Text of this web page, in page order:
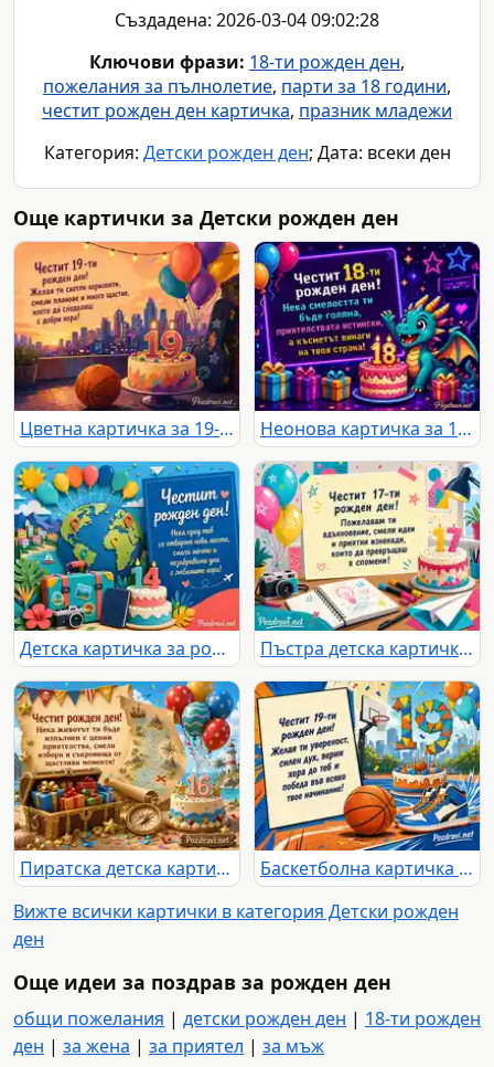
Създадена: 2026-03-04 09:02:28
Ключови фрази: 18-ти рожден ден,
пожелания за пълнолетие, парти за 18 години,
честит рожден ден картичка, празник младежи
Категория: Детски рожден ден; Дата: всеки ден
Още картички за Детски рожден ден
Цветна картичка за 19-ти рожден ден с торта, балони и градски залез Неонова картичка за 18-ти рожден ден с пикселизиран дракон
Детска картичка за рожден ден с глобус, балони, куфар и торта 14 Пъстра детска картичка за 17-ти рожден ден с торта, балони и творчески мотиви
Пиратска детска картичка за 16-и рожден ден със съкровища и балони
Баскетболна картичка за 19-ти рожден ден с торта и кецове
Вижте всички картички в категория Детски рожден
ден
Още идеи за поздрав за рожден ден
общи пожелания | детски рожден ден | 18-ти рожден
ден | за жена | за приятел | за мъж